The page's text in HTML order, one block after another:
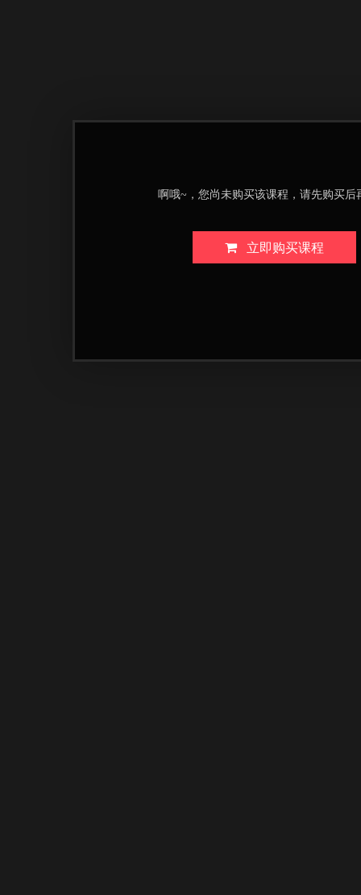
啊哦~，您尚未购买该课程，请先购买后
立即购买课程